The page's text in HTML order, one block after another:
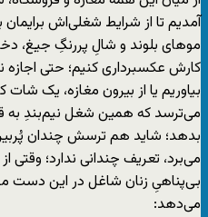
آمدیم تا از شرایط شغلی‌اش
موهای بلوند و شالِ پررنگِ جیغ،
کارش عکسبرداری کنیم؛ حتی اجازه
بیاوریم یا از بیرون مغازه، یک
می‌ترسد که همین شغل نیم‌بندِ
بدهد؛ شاید هم ترسش چندان
می‌برد، تعریف چندانی ندارد؛ وقتی
بی‌پناهیِ زنان شاغل در این دست
می‌دهد: